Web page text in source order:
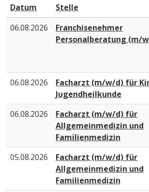
Datum Stelle
06.08.2026
Franchisenehmer
Personalberatung (m/
06.08.2026
Facharzt (m/w/d) für
Jugendheilkunde
06.08.2026
Facharzt (m/w/d) für
Allgemeinmedizin und
Familienmedizin
05.08.2026
Facharzt (m/w/d) für
Allgemeinmedizin und
Familienmedizin